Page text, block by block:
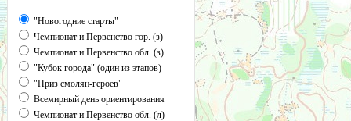
"Новогодние старты"
Чемпионат и Первенство гор. (з)
Чемпионат и Первенство обл. (з)
"Кубок города" (один из этапов)
"Приз смолян-героев"
Всемирный день ориентирования
Чемпионат и Первенство обл. (л)